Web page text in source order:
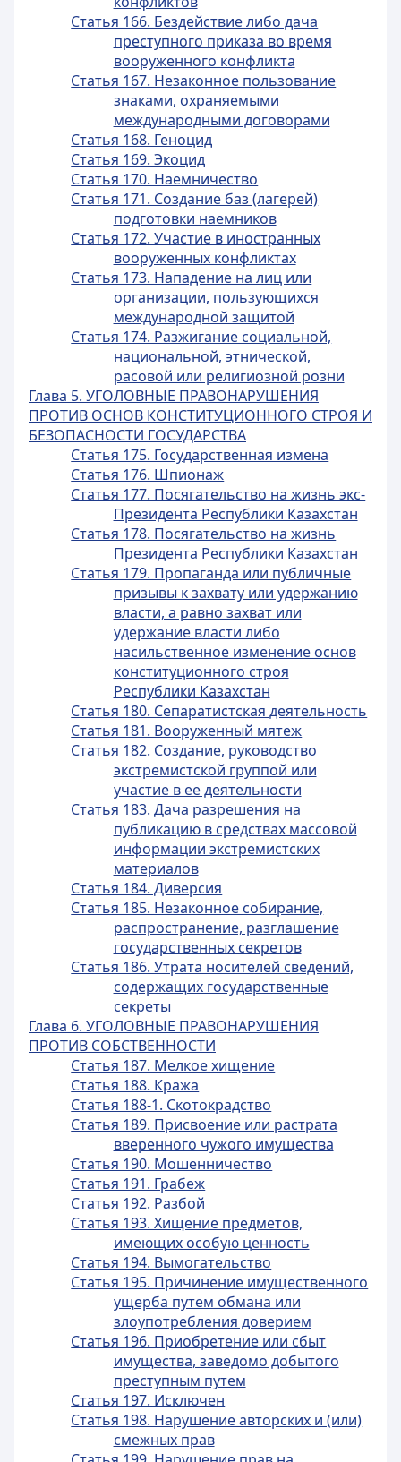
Статья 166. Бездействие либо дача
преступного приказа во время
вооруженного конфликта
Статья 167. Незаконное пользование
знаками, охраняемыми
международными договорами
Статья 168. Геноцид
Статья 169. Экоцид
Статья 170. Наемничество
Статья 171. Создание баз (лагерей)
подготовки наемников
Статья 172. Участие в иностранных
вооруженных конфликтах
Статья 173. Нападение на лиц или
организации, пользующихся
международной защитой
Статья 174. Разжигание социальной,
национальной, этнической,
расовой или религиозной розни
Глава 5. УГОЛОВНЫЕ ПРАВОНАРУШЕНИЯ
ПРОТИВ ОСНОВ КОНСТИТУЦИОННОГО СТРОЯ И
БЕЗОПАСНОСТИ ГОСУДАРСТВА
Статья 175. Государственная измена
Статья 176. Шпионаж
Статья 177. Посягательство на жизнь экс-
Президента Республики Казахстан
Статья 178. Посягательство на жизнь
Президента Республики Казахстан
Статья 179. Пропаганда или публичные
призывы к захвату или удержанию
власти, а равно захват или
удержание власти либо
насильственное изменение основ
конституционного строя
Республики Казахстан
Статья 180. Сепаратистская деятельность
Статья 181. Вооруженный мятеж
Статья 182. Создание, руководство
экстремистской группой или
участие в ее деятельности
Статья 183. Дача разрешения на
публикацию в средствах массовой
информации экстремистских
материалов
Статья 184. Диверсия
Статья 185. Незаконное собирание,
распространение, разглашение
государственных секретов
Статья 186. Утрата носителей сведений,
содержащих государственные
секреты
Глава 6. УГОЛОВНЫЕ ПРАВОНАРУШЕНИЯ
ПРОТИВ СОБСТВЕННОСТИ
Статья 187. Мелкое хищение
Статья 188. Кража
Статья 188-1. Скотокрадство
Статья 189. Присвоение или растрата
вверенного чужого имущества
Статья 190. Мошенничество
Статья 191. Грабеж
Статья 192. Разбой
Статья 193. Хищение предметов,
имеющих особую ценность
Статья 194. Вымогательство
Статья 195. Причинение имущественного
ущерба путем обмана или
злоупотребления доверием
Статья 196. Приобретение или сбыт
имущества, заведомо добытого
преступным путем
Статья 197. Исключен
Статья 198. Нарушение авторских и (или)
смежных прав